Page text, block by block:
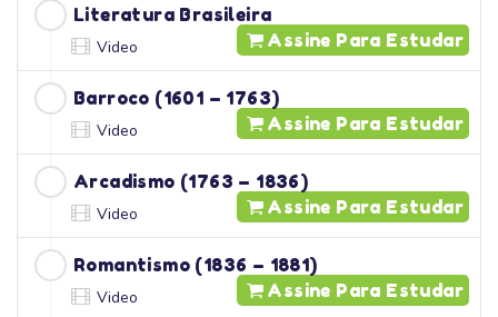
Literatura Brasileira
Assine Para Estudar
Video
Barroco (1601 – 1763)
Assine Para Estudar
Video
Arcadismo (1763 – 1836)
Assine Para Estudar
Video
Romantismo (1836 – 1881)
Assine Para Estudar
Video